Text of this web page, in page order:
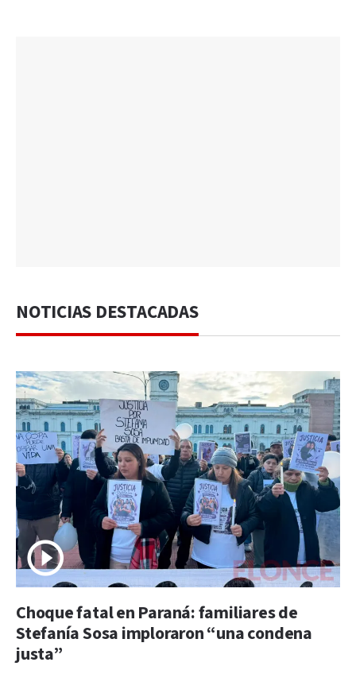
NOTICIAS DESTACADAS
Choque fatal en Paraná: familiares de
Stefanía Sosa imploraron “una condena
justa”